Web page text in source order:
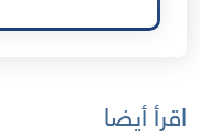
اقرأ أيضا